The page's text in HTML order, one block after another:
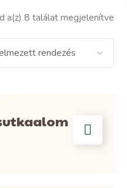
a(z) 8 találat megjelenítve